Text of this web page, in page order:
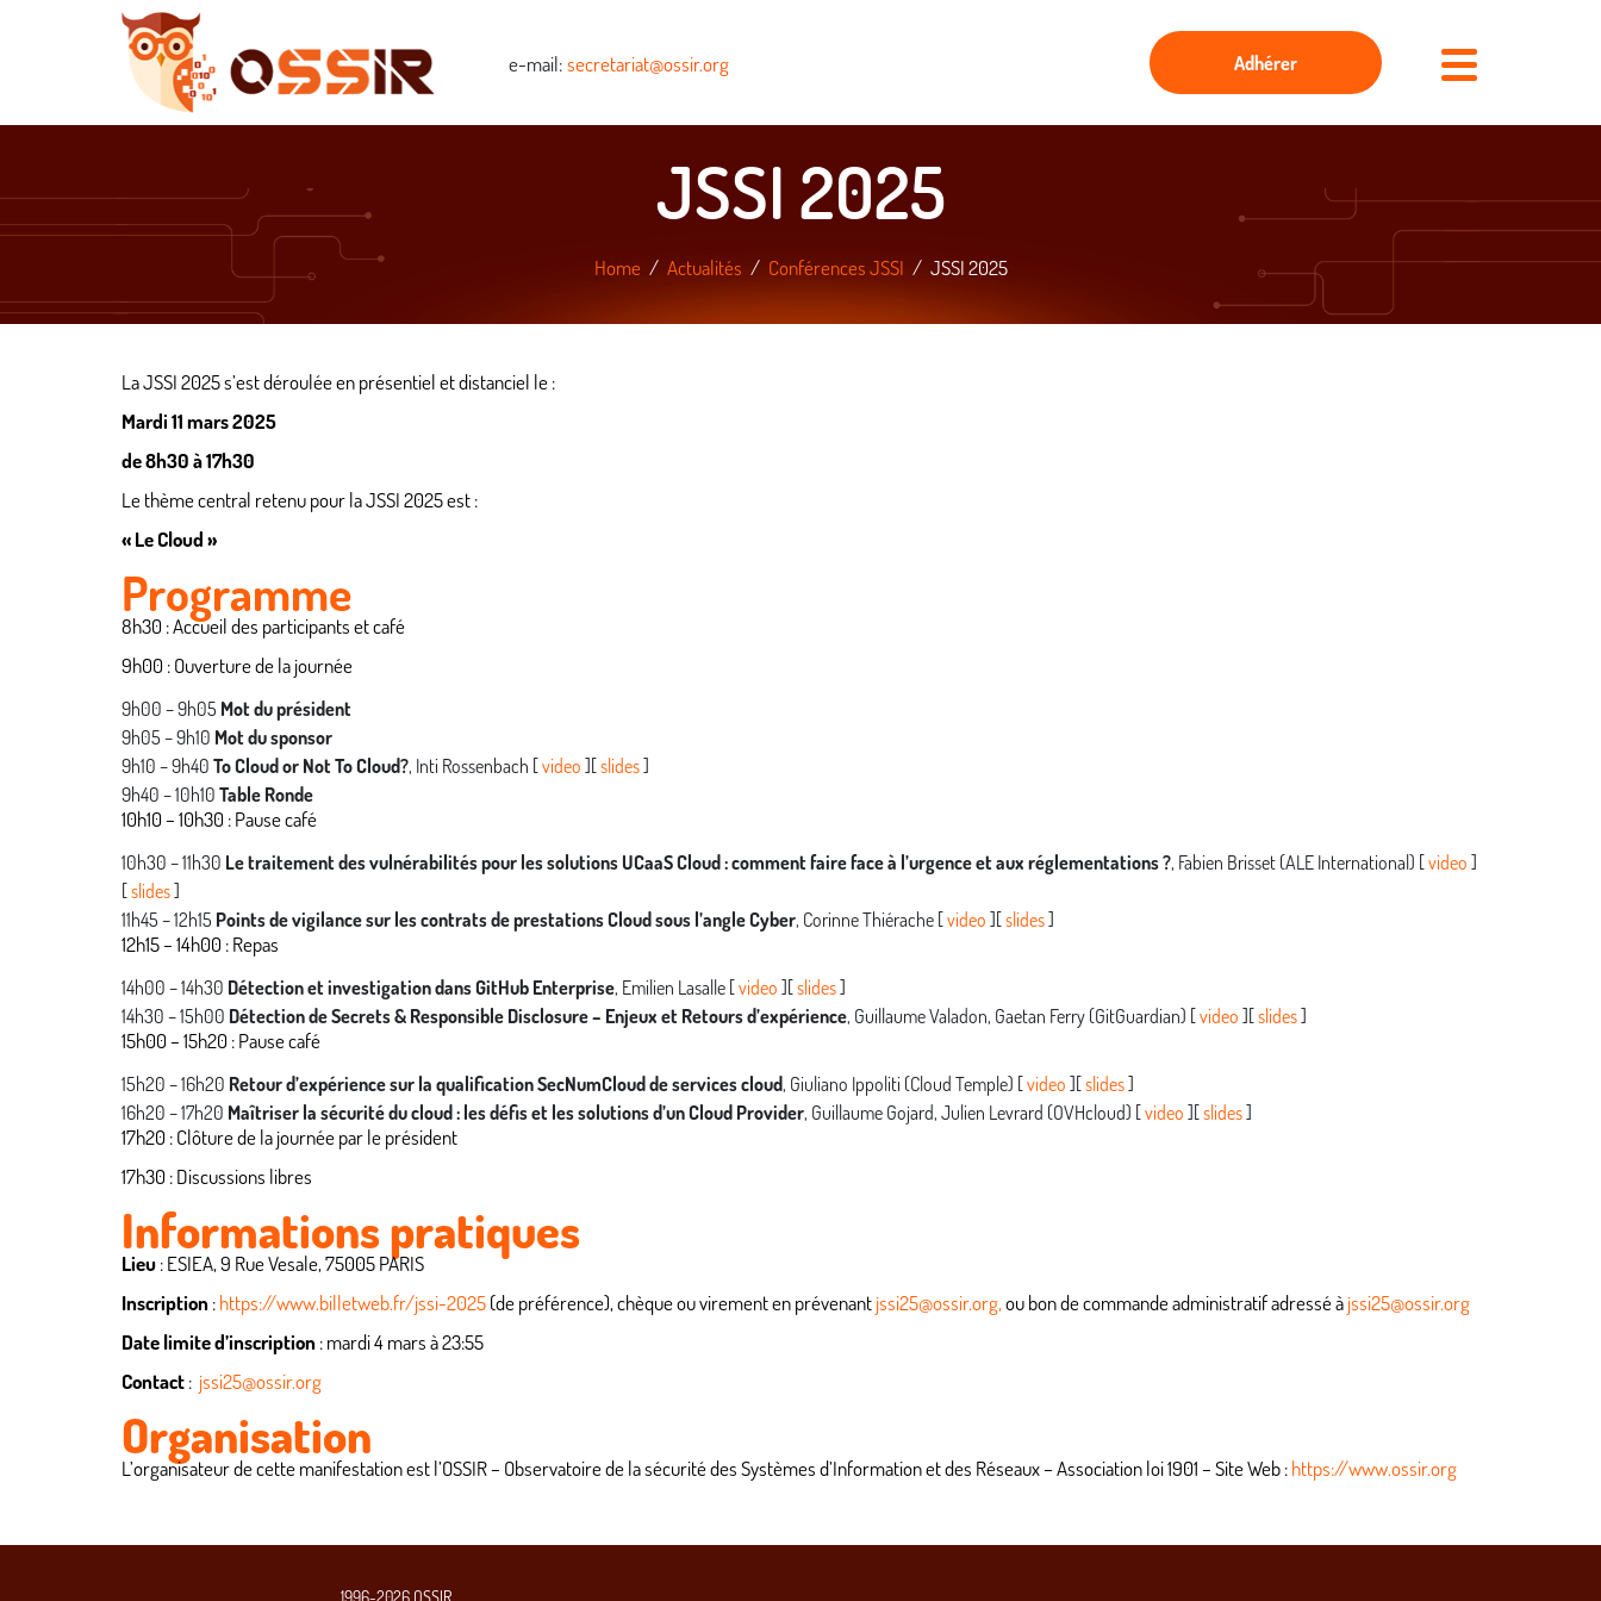
e-mail: secretariat@ossir.org Adhérer
JSSI 2025
Home Actualités Conférences JSSI JSSI 2025
LaJSSI2025 s’est déroulée en présentiel et distanciel le :
Mardi 11 mars 2025
de 8h30 à 17h30
Le thème central retenu pour laJSSI2025 est :
« Le Cloud »
Programme
8h30 : Accueil des participants et café
9h00 : Ouverture de la journée
9h00 – 9h05 Mot du président
9h05 – 9h10 Mot du sponsor
9h10 – 9h40 To Cloud or Not To Cloud?, Inti Rossenbach [video ][slides]
9h40 – 10h10 Table Ronde
10h10 – 10h30 : Pause café
10h30 – 11h30 Le traitement des vulnérabilités pour les solutions UCaaS Cloud : comment faire face à l’urgence et aux réglementations ?, Fabien Brisset (ALE International) [video ]
[slides]
11h45 – 12h15 Points de vigilance sur les contrats de prestations Cloud sous l’angle Cyber, Corinne Thiérache [video ][slides]
12h15 – 14h00 : Repas
14h00 – 14h30 Détection et investigation dans GitHub Enterprise, Emilien Lasalle [video ][slides]
14h30 – 15h00 Détection de Secrets & Responsible Disclosure – Enjeux et Retours d’expérience, Guillaume Valadon, Gaetan Ferry (GitGuardian) [video ][slides]
15h00 – 15h20 : Pause café
15h20 – 16h20 Retour d’expérience sur la qualification SecNumCloud de services cloud, Giuliano Ippoliti (Cloud Temple) [video ][slides]
16h20 – 17h20 Maîtriser la sécurité du cloud : les défis et les solutions d’un Cloud Provider, Guillaume Gojard, Julien Levrard (OVHcloud) [video ][slides]
17h20 : Clôture de la journée par le président
17h30 : Discussions libres
Informations pratiques
Lieu: ESIEA, 9 Rue Vesale, 75005 PARIS
Inscription:https://www.billetweb.fr/jssi-2025(de préférence), chèque ou virement en prévenantjssi25@ossir.org,ou bon de commande administratif adressé àjssi25@ossir.org
Date limite d’inscription: mardi 4 mars à 23:55
Contact: jssi25@ossir.org
Organisation
L’organisateur de cette manifestation est l’OSSIR – Observatoire de la sécurité des Systèmes d’Information et des Réseaux – Association loi 1901 – Site Web :https://www.ossir.org
1996-2026 OSSIR